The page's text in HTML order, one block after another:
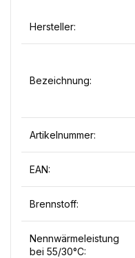
Hersteller:
Bezeichnung:
Artikelnummer:
EAN:
Brennstoff:
Nennwärmeleistung
bei 55/30°C: